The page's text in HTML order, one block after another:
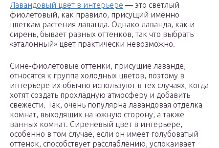
Лавандовый цвет в интерьере — это светлый
фиолетовый, как правило, присущий именно
цветкам растения лаванда. Однако лаванда, как и
сирень, бывает разных оттенков, так что выбрать
«эталонный» цвет практически невозможно.
Сине-фиолетовые оттенки, присущие лаванде,
относятся к группе холодных цветов, поэтому в
интерьере их обычно используют в тех случаях, когда
хотят создать прохладную атмосферу и добавить
свежести. Так, очень популярна лавандовая отделка
комнат, выходящих на южную сторону, а также
ванных комнат. Сиреневый цвет в интерьере,
особенно в том случае, если он имеет голубоватый
оттенок, способствует расслаблению, успокаивает